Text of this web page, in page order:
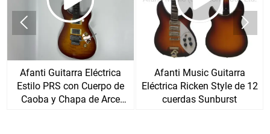
Afanti Guitarra Eléctrica
Estilo PRS con Cuerpo de
Caoba y Chapa de Arce
Afanti Music Guitarra
Eléctrica Ricken Style de 12
cuerdas Sunburst
 